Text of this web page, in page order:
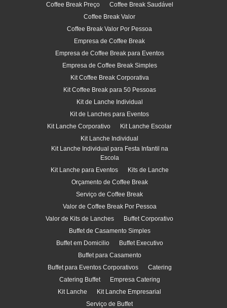
Coffee Break Preço
Coffee Break Saudável
Coffee Break Valor
Coffee Break Valor Por Pessoa
Empresa de Coffee Break
Empresa de Coffee Break para Eventos
Empresa de Coffee Break Simples
Kit Coffee Break Corporativa
Kit Coffee Break para 50 Pessoas
Kit de Lanche Individual
Kit de Lanches para Eventos
Kit Lanche Corporativo
Kit Lanche Escolar
Kit Lanche Individual
Kit Lanche Individual para Festa Infantil na
Escola
Kit Lanche para Eventos
Kits de Lanche
Orçamento de Coffee Break
Serviço de Coffee Break
Valor de Coffee Break Por Pessoa
Valor de Kits de Lanches
Buffet Corporativo
Buffet de Casamento Simples
Buffet em Domicilio
Buffet Executivo
Buffet para Casamento
Buffet para Eventos Corporativos
Catering
Catering Buffet
Empresa Catering
Kit Lanche
Kit Lanche Empresarial
Serviço de Buffet